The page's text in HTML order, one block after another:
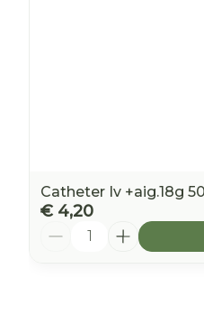
Catheter Iv +aig.18g 50
€ 4,20